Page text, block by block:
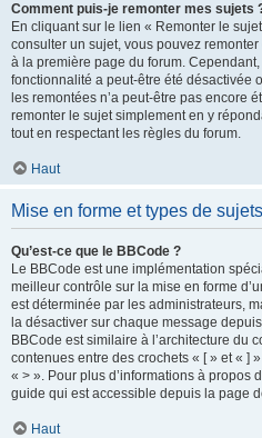
Comment puis-je remonter mes sujets
En cliquant sur le lien « Remonter le
consulter un sujet, vous pouvez
à la première page du forum.
fonctionnalité a peut-être été désactivée
les remontées n’a peut-être pas encore
remonter le sujet simplement en y
tout en respectant les règles du forum.
Haut
Mise en forme et types de sujets
Qu’est-ce que le BBCode ?
Le BBCode est une implémentation
meilleur contrôle sur la mise en forme
est déterminée par les administrateurs,
la désactiver sur chaque message
BBCode est similaire à l’architecture du
contenues entre des crochets « [ » et « ]
« > ». Pour plus d’informations à propos
guide qui est accessible depuis la page
Haut